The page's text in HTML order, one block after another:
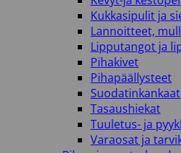
Kukkasipulit ja
Lannoitteet,
Lipputangot ja
Pihakivet
Pihapäällysteet
Suodatinkankaat
Tasaushiekat
Tuuletus- ja
Varaosat ja